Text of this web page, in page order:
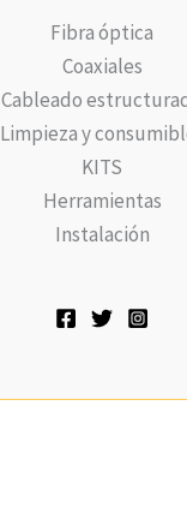
Fibra óptica
Coaxiales
Cableado
Limpieza y
KITS
Herramientas
Instalación